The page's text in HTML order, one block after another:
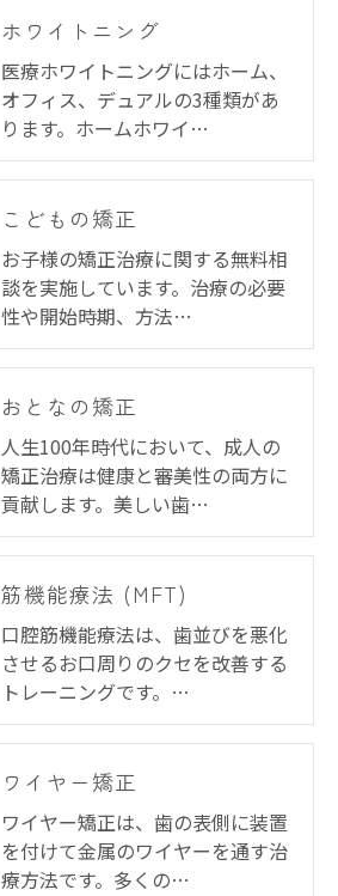
ホワイトニング
医療ホワイトニングにはホーム、
オフィス、デュアルの3種類があ
ります。ホームホワイ…
こどもの矯正
お子様の矯正治療に関する無料相
談を実施しています。治療の必要
性や開始時期、方法…
おとなの矯正
人生100年時代において、成人の
矯正治療は健康と審美性の両方に
貢献します。美しい歯…
筋機能療法 (MFT)
口腔筋機能療法は、歯並びを悪化
させるお口周りのクセを改善する
トレーニングです。…
ワイヤー矯正
ワイヤー矯正は、歯の表側に装置
を付けて金属のワイヤーを通す治
療方法です。多くの…